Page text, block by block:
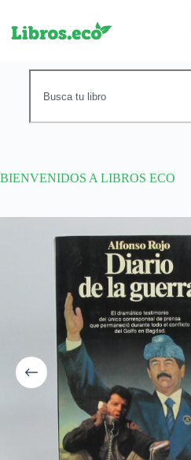
BIENVENIDOS A LIBROS ECO